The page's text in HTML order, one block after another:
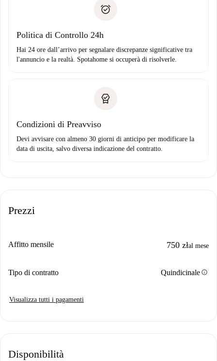
Domiciliazione del pagamento
solo se non segnali problemi.
Politica di Controllo 24h
Hai 24 ore dall’arrivo per segnalare discrepanze significative tra
l'annuncio e la realtà. Spotahome si occuperà di risolverle.
Condizioni di Preavviso
Devi avvisare con almeno 30 giorni di anticipo per modificare la
data di uscita, salvo diversa indicazione del contratto.
Prezzi
Affitto mensile 750 złal mese
Tipo di contratto Quindicinaleinfo
Visualizza tutti i pagamenti
Disponibilità